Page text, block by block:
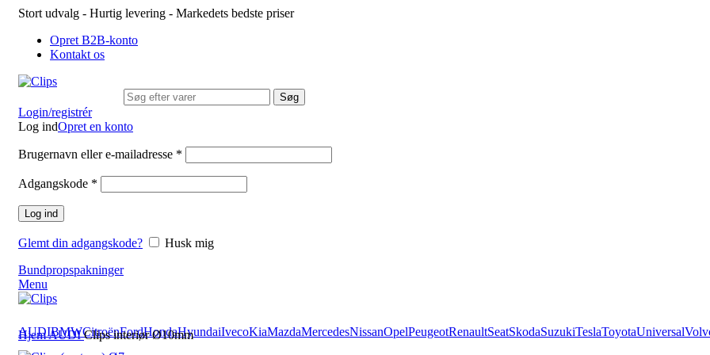
Stort udvalg - Hurtig levering - Markedets bedste priser
Opret B2B-konto
Kontakt os
Søg
Login/registrér
Log indOpret en konto
Brugernavn eller e-mailadresse *
Adgangskode *
Log ind
Glemt din adgangskode?
Husk mig
Bundpropspakninger
Menu
AUDIBMWCitroënFordHondaHyundaiIvecoKiaMazdaMercedesNissanOpelPeugeotRenaultSeatSkodaSuzukiTeslaToyotaUniversal
HjemAUDIClips interiør Ø10mm